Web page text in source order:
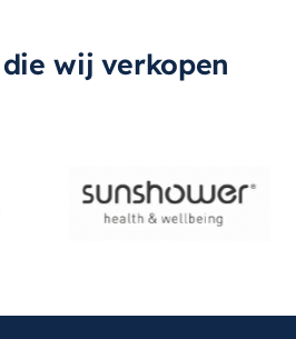
wij verkopen